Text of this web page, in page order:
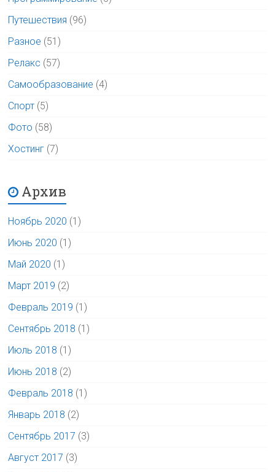
Путешествия (96)
Разное (51)
Релакс (57)
Самообразование (4)
Спорт (5)
Фото (58)
Хостинг (7)
Архив
Ноябрь 2020 (1)
Июнь 2020 (1)
Май 2020 (1)
Март 2019 (2)
Февраль 2019 (1)
Сентябрь 2018 (1)
Июль 2018 (1)
Июнь 2018 (2)
Февраль 2018 (1)
Январь 2018 (2)
Сентябрь 2017 (3)
Август 2017 (3)